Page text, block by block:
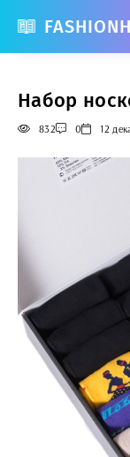
Набор
832 0 12